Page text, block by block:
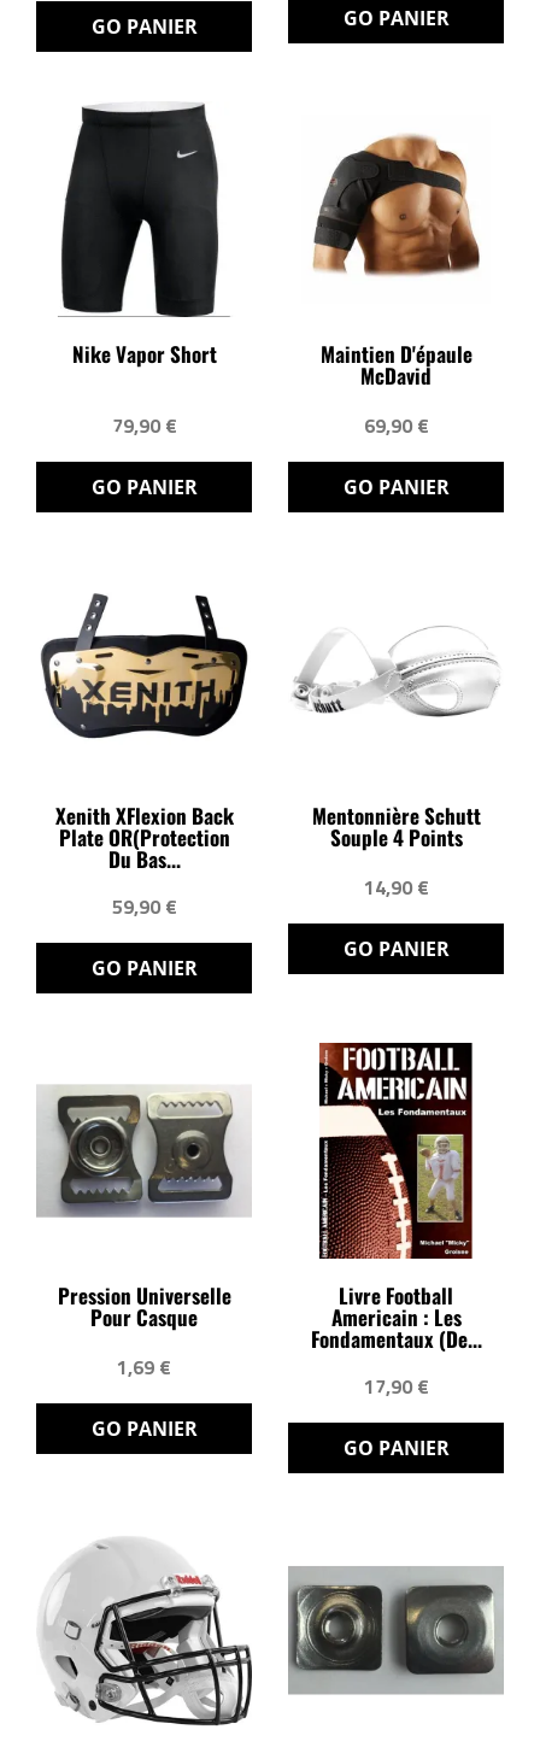
GO PANIER GO PANIER
Nike Vapor Short
79,90 €
GO PANIER
Maintien D'épaule
McDavid
69,90 €
GO PANIER
Xenith XFlexion Back
Plate OR(protection
Du Bas...
59,90 €
GO PANIER
Mentonnière Schutt
Souple 4 Points
14,90 €
GO PANIER
Pression Universelle
Pour Casque
1,69 €
GO PANIER
Livre Football
Americain : Les
Fondamentaux (de...
17,90 €
GO PANIER